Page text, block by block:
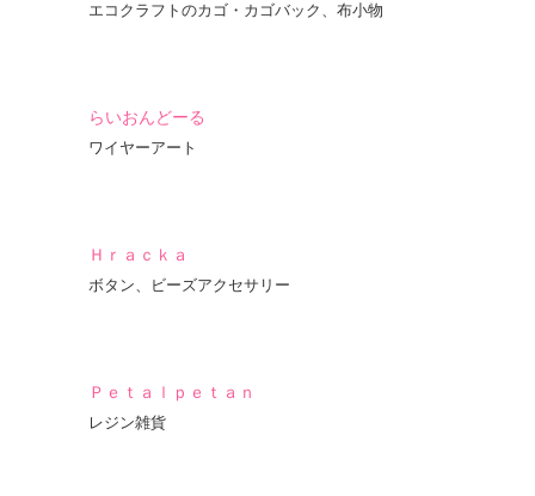
エコクラフトのカゴ・カゴバック、布小物
らいおんどーる
ワイヤーアート
Ｈｒａｃｋａ
ボタン、ビーズアクセサリー
Ｐｅｔａｌｐｅｔａｎ
レジン雑貨